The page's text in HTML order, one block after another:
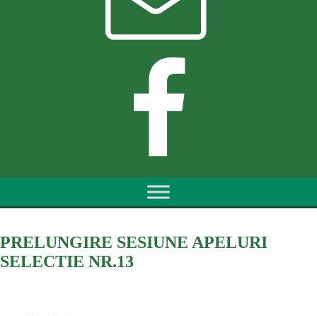
PRELUNGIRE SESIUNE APELURI
SELECTIE NR.13